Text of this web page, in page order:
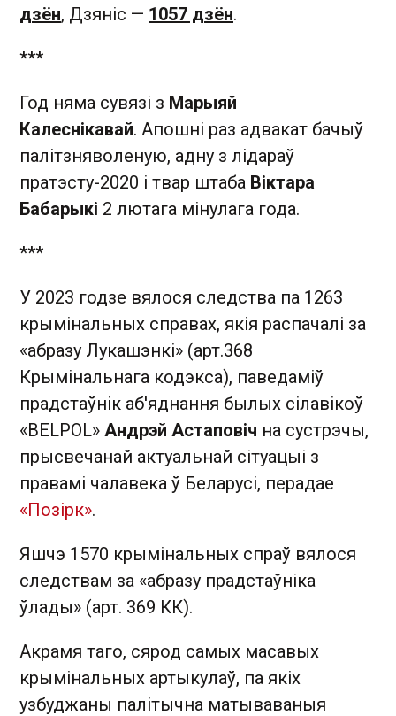
дзён, Дзяніс — 1057 дзён.
***
Год няма сувязі з Марыяй
Калеснікавай. Апошні раз адвакат бачыў
палітзняволеную, адну з лідараў
пратэсту-2020 і твар штаба Віктара
Бабарыкі 2 лютага мінулага года.
***
У 2023 годзе вялося следства па 1263
крымінальных справах, якія распачалі за
«абразу Лукашэнкі» (арт.368
Крымінальнага кодэкса), паведаміў
прадстаўнік аб'яднання былых сілавікоў
«BELPOL» Андрэй Астаповіч на сустрэчы,
прысвечанай актуальнай сітуацыі з
правамі чалавека ў Беларусі, перадае
«Позірк».
Яшчэ 1570 крымінальных спраў вялося
следствам за «абразу прадстаўніка
ўлады» (арт. 369 КК).
Акрамя таго, сярод самых масавых
крымінальных артыкулаў, па якіх
узбуджаны палітычна матываваныя